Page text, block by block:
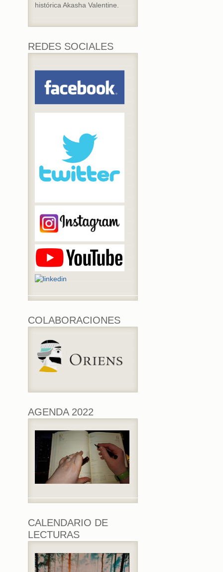
histórica Akasha Valentine.
REDES SOCIALES
COLABORACIONES
AGENDA 2022
CALENDARIO DE
LECTURAS